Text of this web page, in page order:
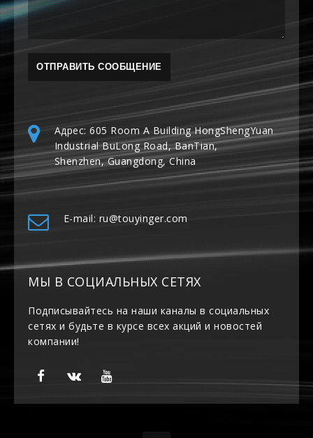
Адрес: 605 Room A Building HongShengYuan
Industrial BuLong Road, BanTian,
Shenzhen, Guangdong, China
E-mail: ru@touyinger.com
МЫ В СОЦИАЛЬНЫХ СЕТЯХ
Подписывайтесь на наши каналы в социальных
сетях и будьте в курсе всех акций и новостей
компании!